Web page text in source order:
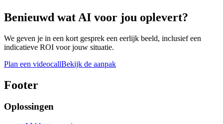
Benieuwd wat AI voor jou oplevert?
We geven je in een kort gesprek een eerlijk beeld, inclusief een
indicatieve ROI voor jouw situatie.
Plan een videocallBekijk de aanpak
Footer
Oplossingen